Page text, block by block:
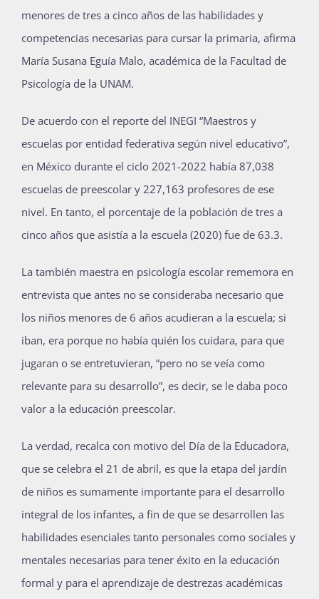
Súmate
Publicaciones
Bienvenida generación 2027-1
menores de tres a cinco años de las habilidades y
competencias necesarias para cursar la primaria, afirma
María Susana Eguía Malo, académica de la Facultad de
Psicología de la UNAM.
De acuerdo con el reporte del INEGI “Maestros y
escuelas por entidad federativa según nivel educativo”,
en México durante el ciclo 2021-2022 había 87,038
escuelas de preescolar y 227,163 profesores de ese
nivel. En tanto, el porcentaje de la población de tres a
cinco años que asistía a la escuela (2020) fue de 63.3.
La también maestra en psicología escolar rememora en
entrevista que antes no se consideraba necesario que
los niños menores de 6 años acudieran a la escuela; si
iban, era porque no había quién los cuidara, para que
jugaran o se entretuvieran, “pero no se veía como
relevante para su desarrollo”, es decir, se le daba poco
valor a la educación preescolar.
La verdad, recalca con motivo del Día de la Educadora,
que se celebra el 21 de abril, es que la etapa del jardín
de niños es sumamente importante para el desarrollo
integral de los infantes, a fin de que se desarrollen las
habilidades esenciales tanto personales como sociales y
mentales necesarias para tener éxito en la educación
formal y para el aprendizaje de destrezas académicas